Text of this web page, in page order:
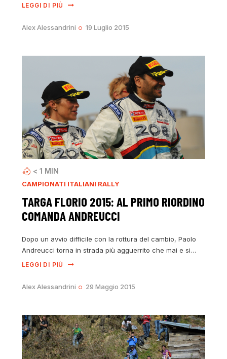
LEGGI DI PIÙ
Alex Alessandrini 19 Luglio 2015
< 1 MIN
CAMPIONATI ITALIANI RALLY
TARGA FLORIO 2015: AL PRIMO RIORDINO
COMANDA ANDREUCCI
Dopo un avvio difficile con la rottura del cambio, Paolo
Andreucci torna in strada più agguerrito che mai e si…
LEGGI DI PIÙ
Alex Alessandrini 29 Maggio 2015